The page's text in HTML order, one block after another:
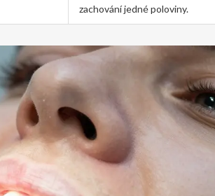
zachování jedné poloviny.